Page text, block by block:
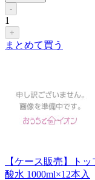
-
1
+
まとめて買う
【ケース販売】ト
酸水 1000ml×12本入